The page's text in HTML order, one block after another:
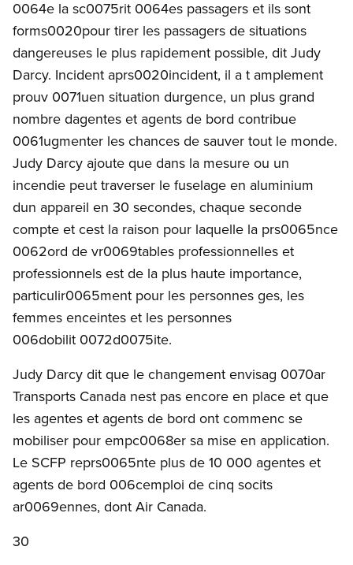
0064e la sc0075rit 0064es passagers et ils sont
forms0020pour tirer les passagers de situations
dangereuses le plus rapidement possible, dit Judy
Darcy. Incident aprs0020incident, il a t amplement
prouv 0071uen situation durgence, un plus grand
nombre dagentes et agents de bord contribue
0061ugmenter les chances de sauver tout le monde.
Judy Darcy ajoute que dans la mesure ou un
incendie peut traverser le fuselage en aluminium
dun appareil en 30 secondes, chaque seconde
compte et cest la raison pour laquelle la prs0065nce
0062ord de vr0069tables professionnelles et
professionnels est de la plus haute importance,
particulir0065ment pour les personnes ges, les
femmes enceintes et les personnes
006dobilit 0072d0075ite.
Judy Darcy dit que le changement envisag 0070ar
Transports Canada nest pas encore en place et que
les agentes et agents de bord ont commenc se
mobiliser pour empc0068er sa mise en application.
Le SCFP reprs0065nte plus de 10 000 agentes et
agents de bord 006cemploi de cinq socits
ar0069ennes, dont Air Canada.
30